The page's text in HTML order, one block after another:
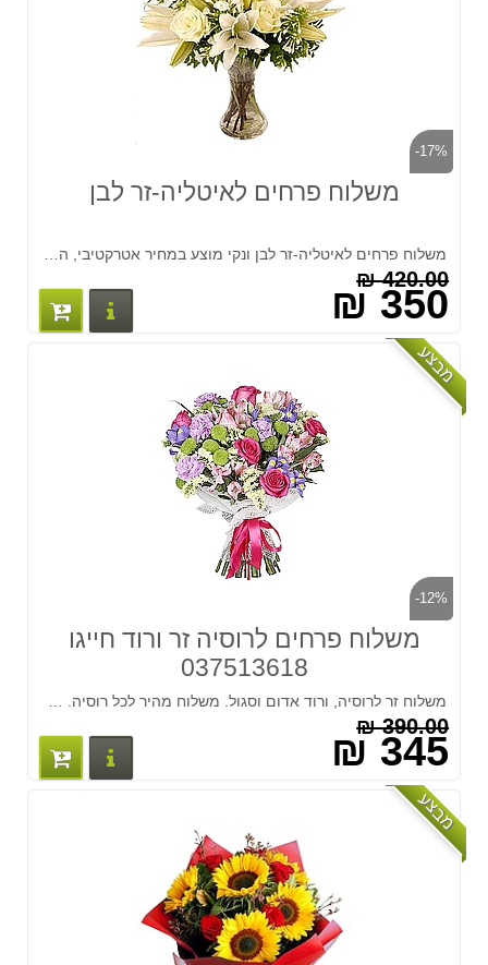
-17%
משלוח פרחים לאיטליה-זר לבן
420.00 ₪
350 ₪ פרטים
מבצע
-12%
משלוח פרחים לרוסיה זר ורוד חייגו
037513618
390.00 ₪
345 ₪ פרטים
מבצע